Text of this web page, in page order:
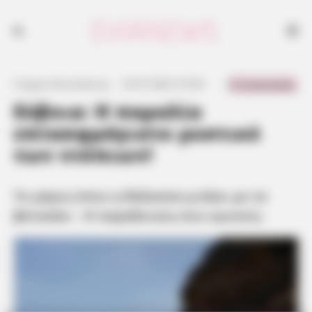
Εύβοια: Η παραλία
επτασφράγιστο μυστικό
των ντόπιων!
Το μέρος όπου η θάλασσα μιλάει με τα